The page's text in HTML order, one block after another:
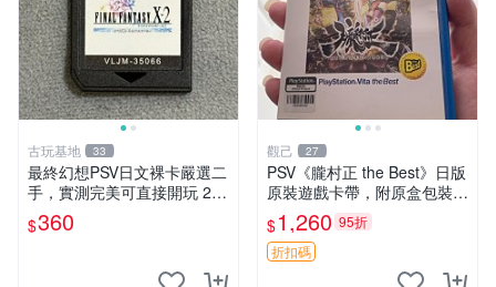
古玩基地 33
最終幻想PSV日文裸卡嚴選二
手，實測完美可直接開玩 2張
起享優惠 最終幻想 PSV 卡帶
二手 裸卡
$360
觀己 27
PSV《朧村正 the Best》日版
原裝遊戲卡帶，附原盒包裝，
狀態近新，盤面乾淨，支持P
SV主機即插即玩，日本語原
版，適合喜愛日系RPG玩家
$1,260 95折
折扣碼